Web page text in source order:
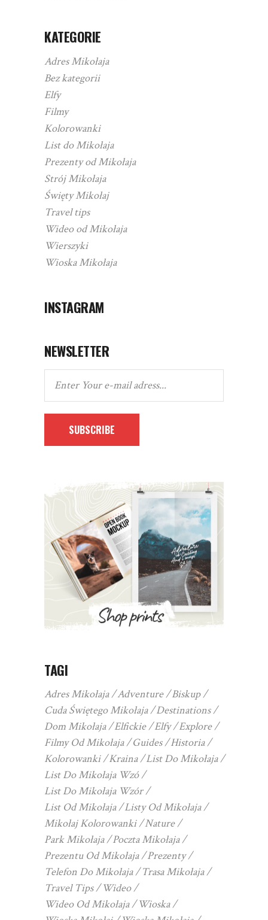
KATEGORIE
Adres Mikołaja
Bez kategorii
Elfy
Filmy
Kolorowanki
List do Mikołaja
Prezenty od Mikołaja
Strój Mikołaja
Święty Mikołaj
Travel tips
Wideo od Mikołaja
Wierszyki
Wioska Mikołaja
INSTAGRAM
NEWSLETTER
SUBSCRIBE
TAGI
Adres Mikołaja Adventure
Biskup
Cuda Świętego Mikołaja
Destinations
Dom Mikołaja
Elfickie Elfy
Explore
Filmy Od Mikołaja
Guides
Historia
Kolorowanki
Kraina
List Do Mikołaja
List Do Mikołaja Wzó
List Do Mikołaja Wzór
List Od Mikołaja
Listy Od Mikołaja
Mikołaj Kolorowanki
Nature
Park Mikołaja
Poczta Mikołaja
Prezentu Od Mikołaja
Prezenty
Telefon Do Mikołaja
Trasa Mikołaja
Travel Tips
Wideo
Wideo Od Mikołaja
Wioska